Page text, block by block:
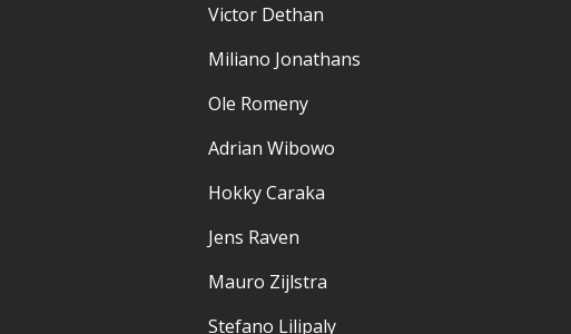
Victor Dethan
Miliano Jonathans
Ole Romeny
Adrian Wibowo
Hokky Caraka
Jens Raven
Mauro Zijlstra
Stefano Lilipaly